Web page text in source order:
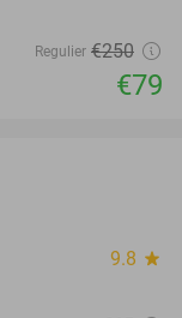
Regulier €250
€79
9.8 star